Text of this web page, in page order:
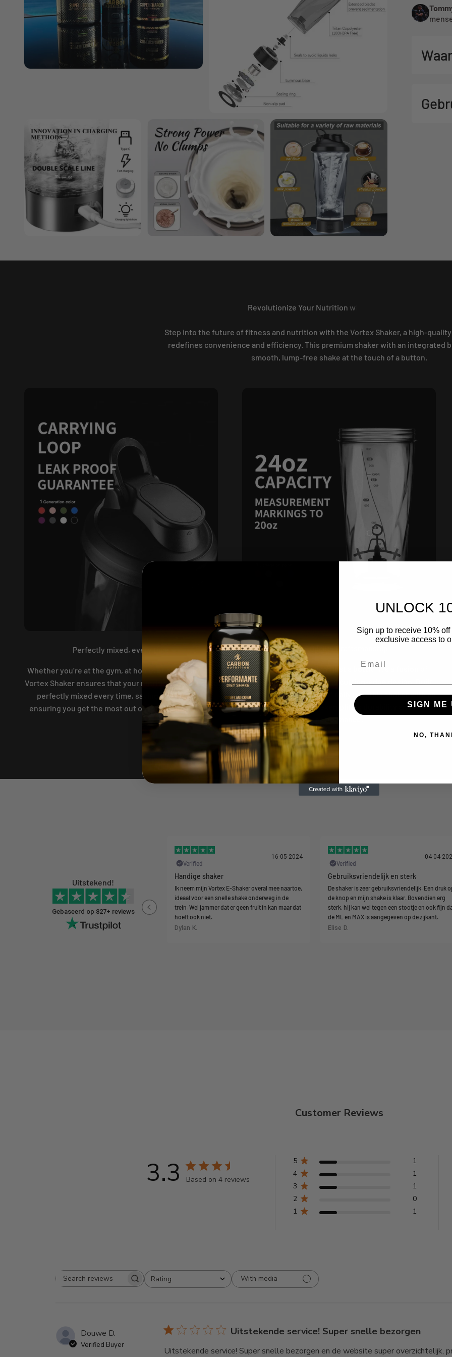
Step into the future of fitness and nutrition with the Vortex Shaker, a high-
redefines convenience and efficiency. This premium shaker with an integrated
smooth, lump-free shake at the touch of a button.
Perfectly mixed, every time
Whether you’re at the gym, at home, or on the go, the
Vortex Shaker ensures that your nutritional shakes are
perfectly mixed every time, saving you time and
ensuring you get the most out of your supplements.
High-Quality Craftsmanship
The Vortex Shaker isn't just a bottle; it's a fusion of
high-quality materials and cutting-edge design. Built
to withstand the rigors of daily use, this shaker with an
inbuilt blender exemplifies durability and
Uitstekend!
Gebaseerd op 827+ reviews
De shaker is gemakkelijk schoon te maken. Even
spoelen met water en start drukken en hij is weer
Ik vind het ook top dat deze shaker oplaadbaar is.
Verified
16-05-2024
Handige shaker
Ik neem mijn Vortex E-Shaker overal mee naartoe,
ideaal voor een snelle shake onderweg in de
trein. Wel jammer dat er geen fruit in kan maar dat
hoeft ook niet.
Dylan K.
Verified
04-04-
Gebruiksvriendelijk en sterk
De shaker is zeer gebruiksvriendelijk. Een druk
de knop en mijn shake is klaar. Bovendien erg
sterk, hij kan wel tegen een stootje en ook fijn
de ML en MAX is aangegeven op de zijkant.
Elise D.
Customer Reviews
3.3 Based on 4 reviews
5
1
4
1
3
1
2
0
1
1
Search reviewsRating
All ratings
With media
Douwe D.
Verified Buyer
Uitstekende service! Super snelle bezorgen
Uitstekende service! Super snelle bezorgen en de website super overzichtelijk,
UNLOCK
Sign up to receive 10%
exclusive access to
SIGN ME
NO,